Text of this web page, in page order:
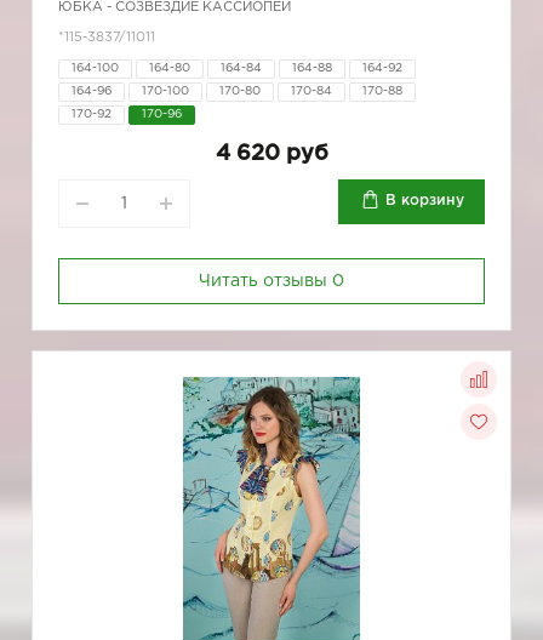
ЮБКА - СОЗВЕЗДИЕ КАССИОПЕИ
*115-3837/11011
164-100 164-80 164-84 164-88 164-92
164-96 170-100 170-80 170-84 170-88
170-92 170-96
4 620 руб
В корзину
Читать отзывы 0